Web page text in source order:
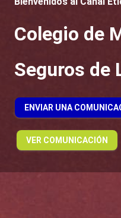
Colegio de
Seguros de
ENVIAR UNA
VER COMUNICACIÓN